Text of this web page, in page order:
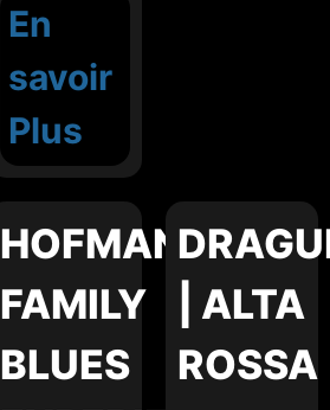
En
savoir
Plus
HOFMANN
FAMILY
BLUES
| ALTA
ROSSA